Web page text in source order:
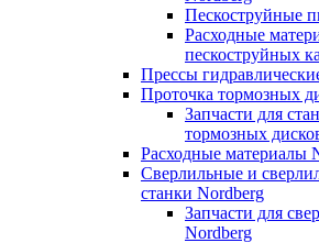
Пескоструйные
Расходные
пескоструйных
Прессы
Проточка тормозных
Запчасти для
тормозных
Расходные материалы
Сверлильные и
станки Nordberg
Запчасти для
Nordberg